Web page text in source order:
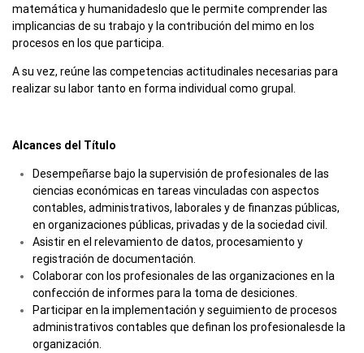
matemática y humanidadeslo que le permite comprender las
implicancias de su trabajo y la contribución del mimo en los
procesos en los que participa.
A su vez, reúne las competencias actitudinales necesarias para
realizar su labor tanto en forma individual como grupal.
Alcances del Título
Desempeñarse bajo la supervisión de profesionales de las
ciencias económicas en tareas vinculadas con aspectos
contables, administrativos, laborales y de finanzas públicas,
en organizaciones públicas, privadas y de la sociedad civil.
Asistir en el relevamiento de datos, procesamiento y
registración de documentación.
Colaborar con los profesionales de las organizaciones en la
confección de informes para la toma de desiciones.
Participar en la implementación y seguimiento de procesos
administrativos contables que definan los profesionalesde la
organización.